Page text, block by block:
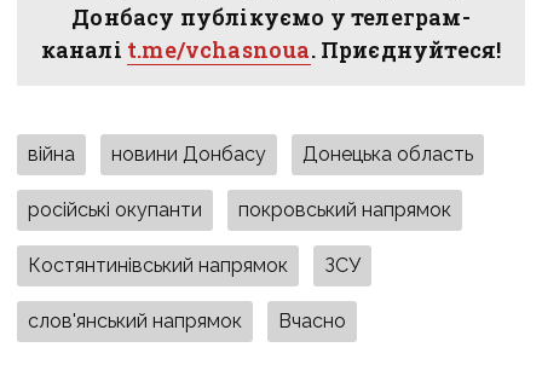
Донбасу публікуємо у телеграм-
каналі t.me/vchasnoua. Приєднуйтеся!
війна новини Донбасу Донецька область
російські окупанти покровський напрямок
Костянтинівський напрямок ЗСУ
слов'янський напрямок Вчасно